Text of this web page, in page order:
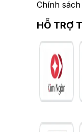
Chính
HỖ TRỢ